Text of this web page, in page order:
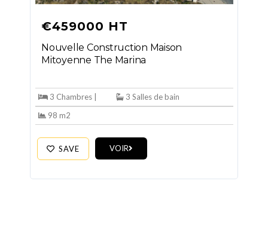
€459000 HT
Nouvelle Construction Maison
Mitoyenne The Marina
3 Chambres |
3 Salles de bain
98 m2
SAVE VOIR